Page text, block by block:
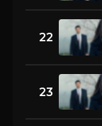
22
23